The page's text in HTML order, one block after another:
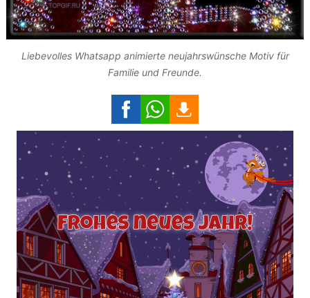
Liebevolles Whatsapp animierte neujahrswünsche Motiv für
Familie und Freunde.